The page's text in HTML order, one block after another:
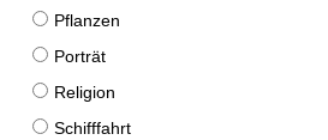
Pflanzen
Porträt
Religion
Schifffahrt